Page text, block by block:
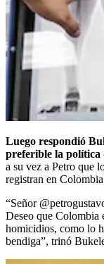
Luego respondió
preferible la política
a su vez a Petro que
registran en
“Señor
Deseo que Colombia
homicidios, como lo
bendiga”, trinó